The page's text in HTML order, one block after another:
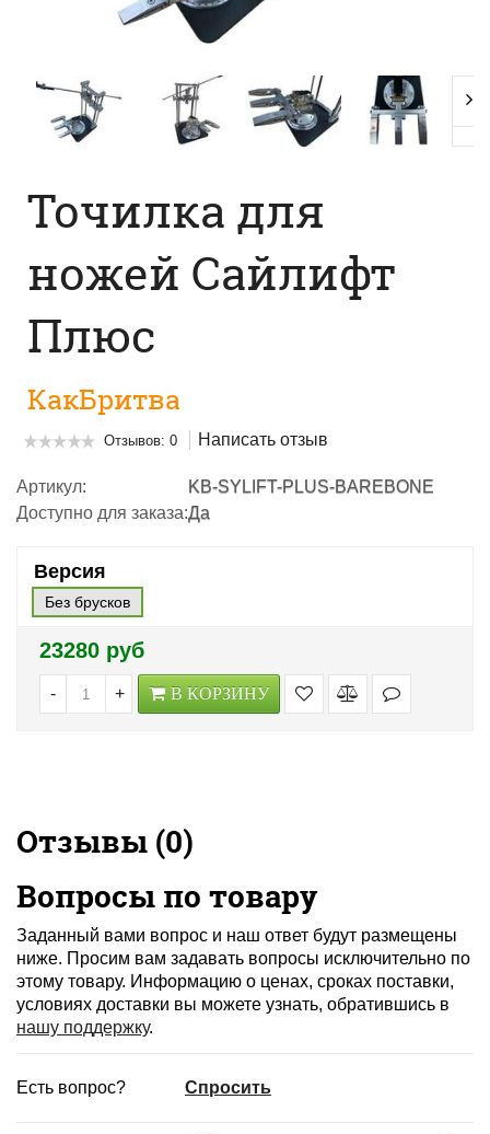
Точилка для
ножей Сайлифт
Плюс
КакБритва
Отзывов: 0 Написать отзыв
Артикул:
KB-SYLIFT-PLUS-BAREBONE
Доступно для заказа:Да
Версия
Без брусков
23280 руб
- + В КОРЗИНУ
Отзывы (0)
Вопросы по товару
Заданный вами вопрос и наш ответ будут размещены
ниже. Просим вам задавать вопросы исключительно по
этому товару. Информацию о ценах, сроках поставки,
условиях доставки вы можете узнать, обратившись в
нашу поддержку.
Есть вопрос? Спросить